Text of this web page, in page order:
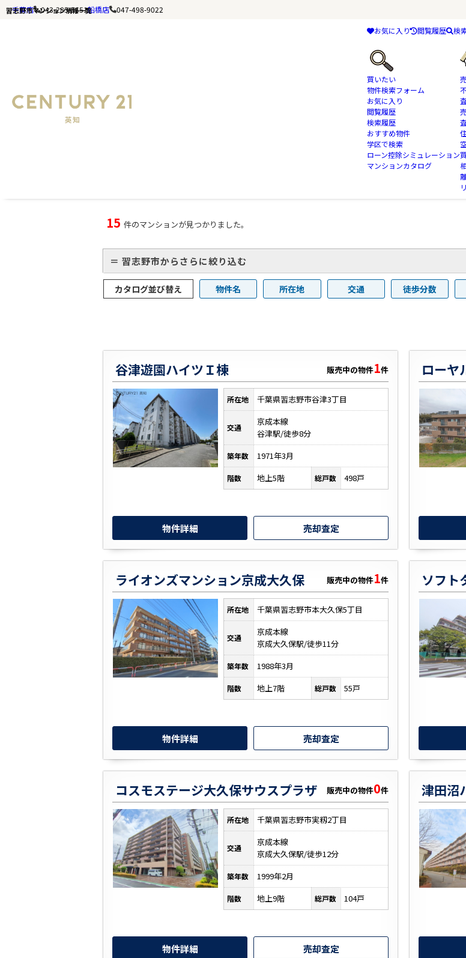
習志野市マンション情報一覧
千葉店 043-285-5651船橋店 047-498-9022
お気に入り 閲覧履歴 検
買いたい
物件検索フォーム
お気に入り
閲覧履歴
検索履歴
おすすめ物件
学区で検索
ローン控除シミュレーション
マンションカタログ
習志野市
15 件のマンションが見つかりました。
＝ 習志野市からさらに絞り込む
カタログ並び替え 物件名 所在地 交通 徒歩分数
谷津遊園ハイツＩ棟 販売中の物件1件
所在地 千葉県習志野市谷津3丁目
交通
京成本線
谷津駅/徒歩8分
築年数 1971年3月
階数 地上5階 総戸数 498戸
物件詳細 売却査定
ローヤ
ライオンズマンション京成大久保 販売中の物件1件
所在地 千葉県習志野市本大久保5丁目
交通
京成本線
京成大久保駅/徒歩11分
築年数 1988年3月
階数 地上7階 総戸数 55戸
物件詳細 売却査定
ソフト
コスモステージ大久保サウスプラザ 販売中の物件0件
所在地 千葉県習志野市実籾2丁目
交通
京成本線
京成大久保駅/徒歩12分
築年数 1999年2月
階数 地上9階 総戸数 104戸
物件詳細 売却査定
津田沼